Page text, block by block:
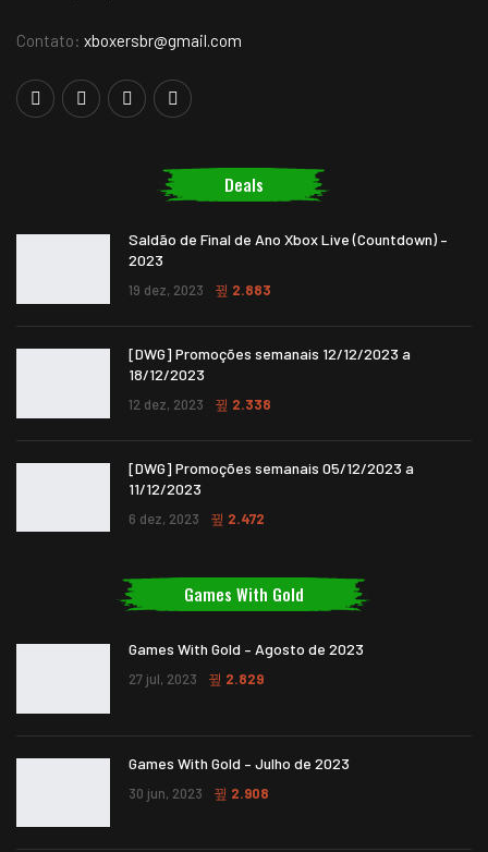
Contato: xboxersbr@gmail.com
Deals
Saldão de Final de Ano Xbox Live (Countdown) –
2023
19 dez, 2023 2.883
[DWG] Promoções semanais 12/12/2023 a
18/12/2023
12 dez, 2023 2.338
[DWG] Promoções semanais 05/12/2023 a
11/12/2023
6 dez, 2023 2.472
Games With Gold
Games With Gold – Agosto de 2023
27 jul, 2023 2.829
Games With Gold – Julho de 2023
30 jun, 2023 2.908